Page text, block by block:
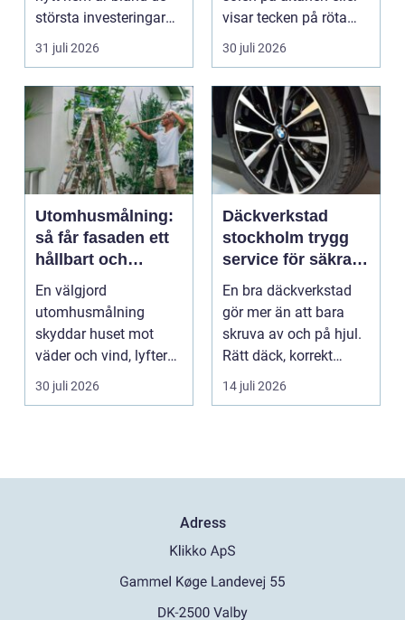
största investeringar
m...
31 juli 2026
visar tecken på röta
uppstår ofta...
30 juli 2026
Utomhusmålning:
så får fasaden ett
hållbart och
vackert resultat
En välgjord
utomhusmålning
skyddar huset mot
väder och vind, lyfter
helhetsintrycket...
30 juli 2026
Däckverkstad
stockholm trygg
service för säkra
mil året runt
En bra däckverkstad
gör mer än att bara
skruva av och på hjul.
Rätt däck, korrekt
montering och rege...
14 juli 2026
Adress